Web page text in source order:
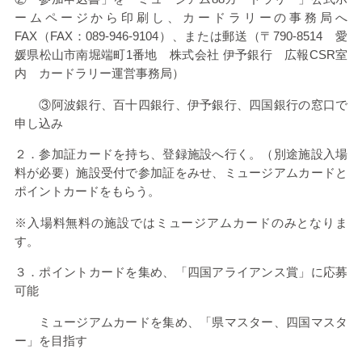
ームページから印刷し、カードラリーの事務局へ
FAX （FAX ：089-946-9104）、または郵送（〒 790-8514愛
媛県松山市南堀端町1番地 株式会社 伊予銀行 広報CSR室
内 カードラリー運営事務局）
③阿波銀行、百十四銀行、伊予銀行、四国銀行の窓口で
申し込み
２．参加証カードを持ち、登録施設へ行く。（別途施設入場
料が必要）施設受付で参加証をみせ、ミュージアムカードと
ポイントカードをもらう。
※入場料無料の施設ではミュージアムカードのみとなりま
す。
３．ポイントカードを集め、「四国アライアンス賞」に応募
可能
ミュージアムカードを集め、「県マスター、四国マスタ
ー」を目指す